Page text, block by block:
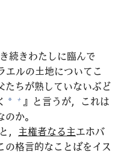
き続きわたしに臨んで
エルの土地についてこ
たちが熟していないぶど
* + 』と言うが，これは
のか。
主権者なる主エホバ
の格言的なことばをイス